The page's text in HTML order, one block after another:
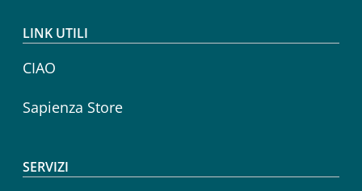
LINK UTILI
CIAO
Sapienza Store
SERVIZI